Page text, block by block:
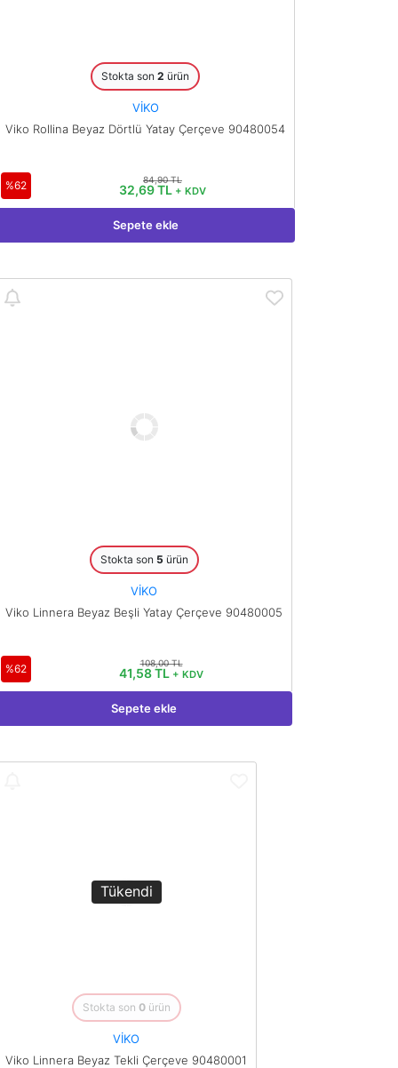
Stokta son 2 ürün
VİKO
Viko Rollina Beyaz Dörtlü Yatay Çerçeve 90480054
%62 84,90 TL
32,69 TL + KDV
Sepete ekle
Stokta son 5 ürün
VİKO
Viko Linnera Beyaz Beşli Yatay Çerçeve 90480005
%62 108,00 TL
41,58 TL + KDV
Sepete ekle
Tükendi
Stokta son 0ürün
VİKO
Viko Linnera Beyaz Tekli Çerçeve 90480001